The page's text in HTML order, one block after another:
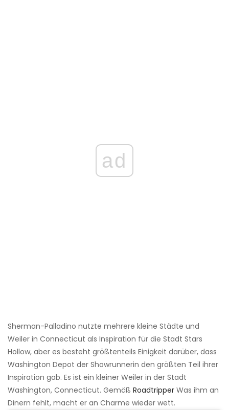
ad
Sherman-Palladino nutzte mehrere kleine Städte und
Weiler in Connecticut als Inspiration für die Stadt Stars
Hollow, aber es besteht größtenteils Einigkeit darüber, dass
Washington Depot der Showrunnerin den größten Teil ihrer
Inspiration gab. Es ist ein kleiner Weiler in der Stadt
Washington, Connecticut. Gemäß Roadtripper Was ihm an
Dinern fehlt, macht er an Charme wieder wett.